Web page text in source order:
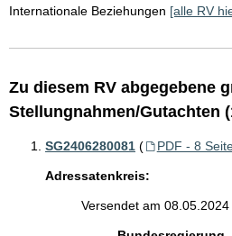
Internationale Beziehungen [alle RV
Zu diesem RV abgegebene
Stellungnahmen/Gutachten
SG2406280081 ( PDF - 8
Adressatenkreis:
Versendet am 08.05.2024